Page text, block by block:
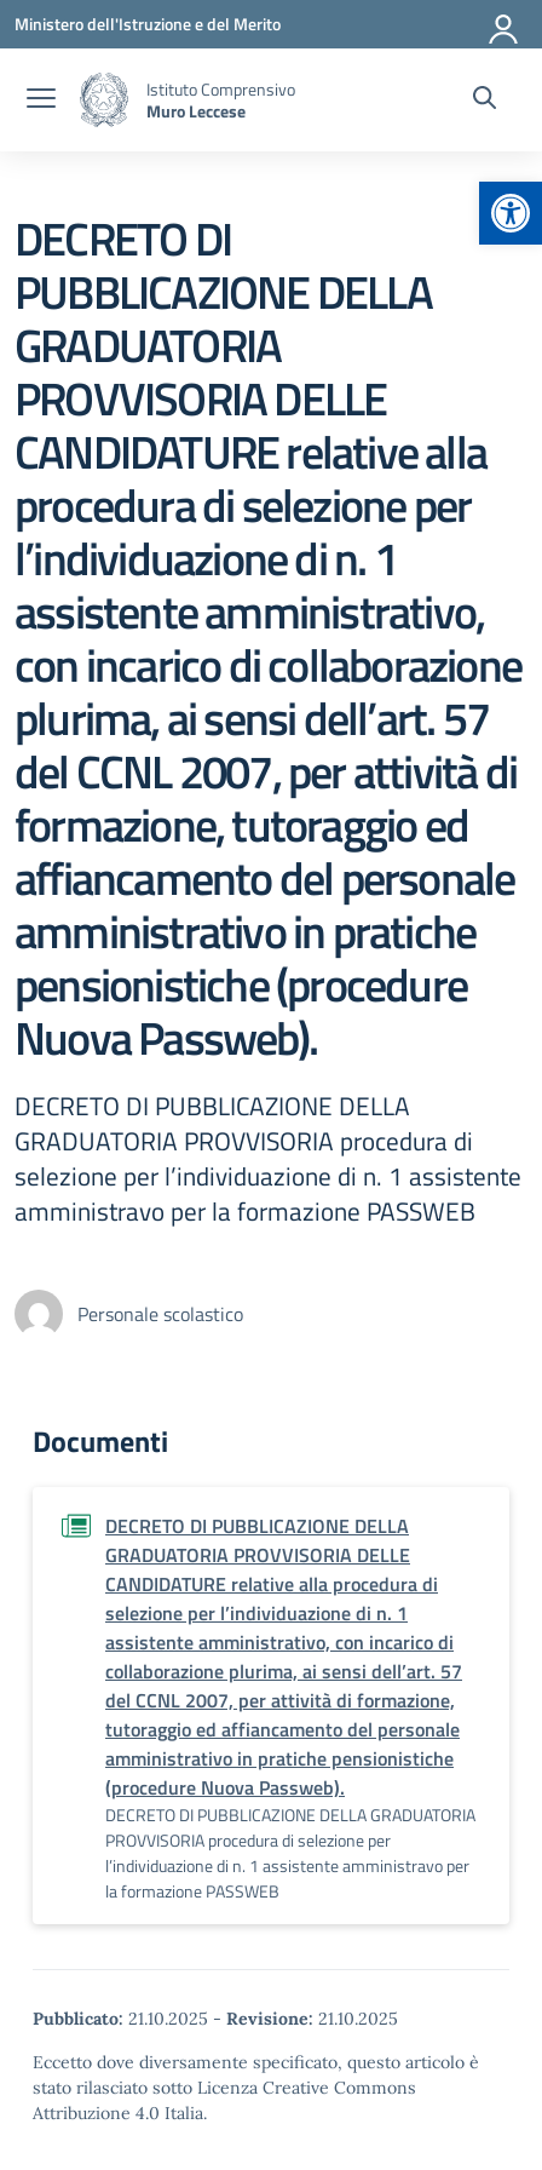
Vai ai contenuti
Vai al menu di navigazione
Vai al footer
Ministero dell'Istruzione e del Merito
Istituto Comprensivo
Muro Leccese
DECRETO DI
PUBBLICAZIONE DELLA
GRADUATORIA
PROVVISORIA DELLE
CANDIDATURE relative alla
procedura di selezione per
l’individuazione di n. 1
assistente amministrativo,
con incarico di collaborazione
plurima, ai sensi dell’art. 57
del CCNL 2007, per attività di
formazione, tutoraggio ed
affiancamento del personale
amministrativo in pratiche
pensionistiche (procedure
Nuova Passweb).
DECRETO DI PUBBLICAZIONE DELLA
GRADUATORIA PROVVISORIA procedura di
selezione per l’individuazione di n. 1 assistente
amministravo per la formazione PASSWEB
Personale scolastico
Documenti
DECRETO DI PUBBLICAZIONE DELLA
GRADUATORIA PROVVISORIA DELLE
CANDIDATURE relative alla procedura di
selezione per l’individuazione di n. 1
assistente amministrativo, con incarico di
collaborazione plurima, ai sensi dell’art. 57
del CCNL 2007, per attività di formazione,
tutoraggio ed affiancamento del personale
amministrativo in pratiche pensionistiche
(procedure Nuova Passweb).
DECRETO DI PUBBLICAZIONE DELLA GRADUATORIA
PROVVISORIA procedura di selezione per
l’individuazione di n. 1 assistente amministravo per
la formazione PASSWEB
Pubblicato: 21.10.2025 - Revisione: 21.10.2025
Eccetto dove diversamente specificato, questo articolo è
stato rilasciato sotto Licenza Creative Commons
Attribuzione 4.0 Italia.